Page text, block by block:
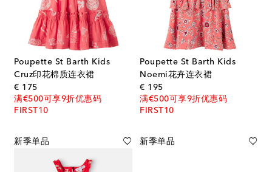
Poupette St Barth Kids
Cruz印花棉质连衣裙
€ 175original price
满€500可享9折优惠码
FIRST10
Poupette St Barth Kids
Noemi花卉连衣裙
€ 195original price
满€500可享9折优惠码
FIRST10
新季单品 新季单品